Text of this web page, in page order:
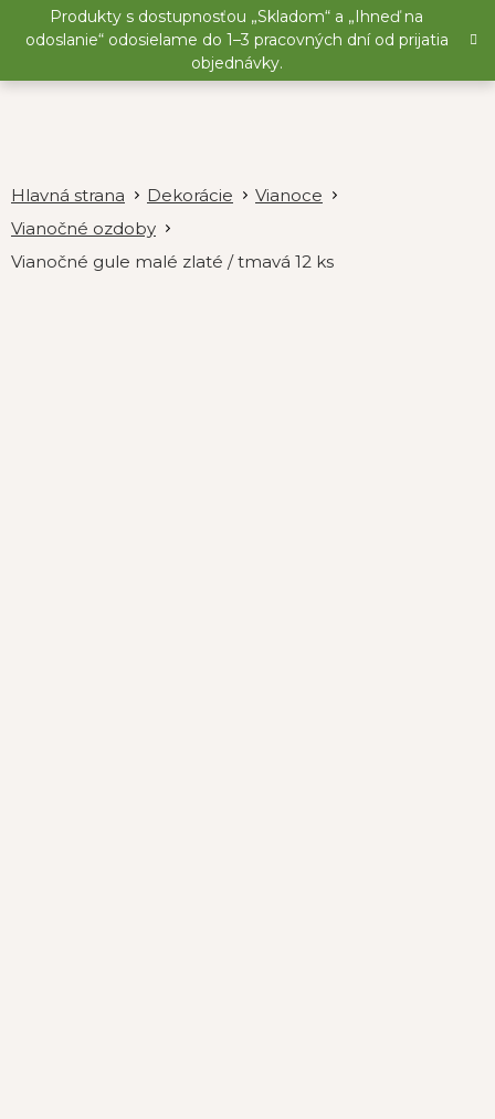
Produkty s dostupnosťou „Skladom“ a „Ihneď na
odoslanie“ odosielame do 1–3 pracovných dní od prijatia
objednávky.
Dekorácie
Vianoce
Vianočné ozdoby
Vianočné gule malé zlaté / tmavá 12 ks